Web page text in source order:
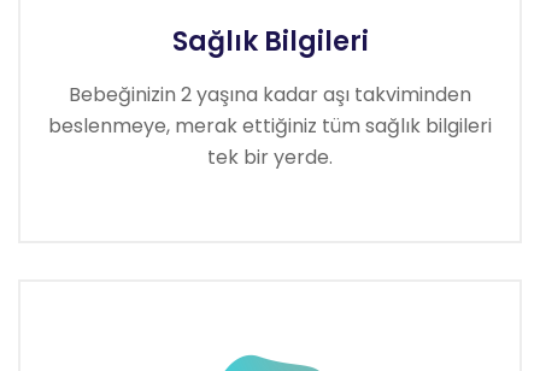
Sağlık Bilgileri
Bebeğinizin 2 yaşına kadar aşı takviminden
beslenmeye, merak ettiğiniz tüm sağlık bilgileri
tek bir yerde.